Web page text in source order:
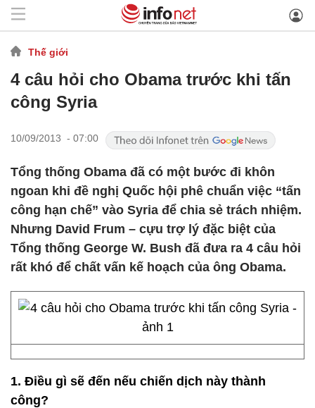
Thế giới
4 câu hỏi cho Obama trước khi tấn
công Syria
10/09/2013 - 07:00
Tổng thống Obama đã có một bước đi khôn
ngoan khi đề nghị Quốc hội phê chuẩn việc “tấn
công hạn chế” vào Syria để chia sẻ trách nhiệm.
Nhưng David Frum – cựu trợ lý đặc biệt của
Tổng thống George W. Bush đã đưa ra 4 câu hỏi
rất khó để chất vấn kế hoạch của ông Obama.
1. Điều gì sẽ đến nếu chiến dịch này thành
công?